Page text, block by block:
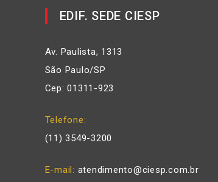
EDIF. SEDE CIESP
Av. Paulista, 1313
São Paulo/SP
Cep: 01311-923
Telefone
(11) 3549-3200
E-mail atendimento@ciesp.com.br